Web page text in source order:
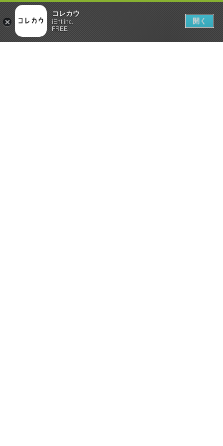
コレカウ
iEnt inc.
FREE
開く